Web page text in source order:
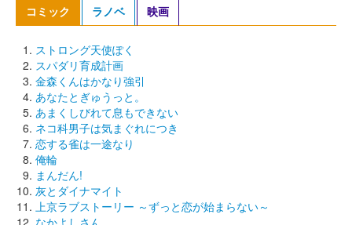
コミック ラノベ 映画
ストロング天使ぽく
スパダリ育成計画
金森くんはかなり強引
あなたとぎゅうっと。
あまくしびれて息もできない
ネコ科男子は気まぐれにつき
恋する雀は一途なり
俺輪
まんだん!
灰とダイナマイト
上京ラブストーリー ～ずっと恋が始まらない～
なかよしさん